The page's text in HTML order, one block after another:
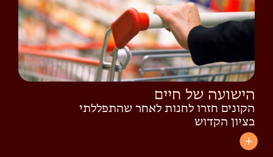
הישועה של חיים
הקונים חזרו לחנות לאחר שהתפללתי
בציון הקדוש